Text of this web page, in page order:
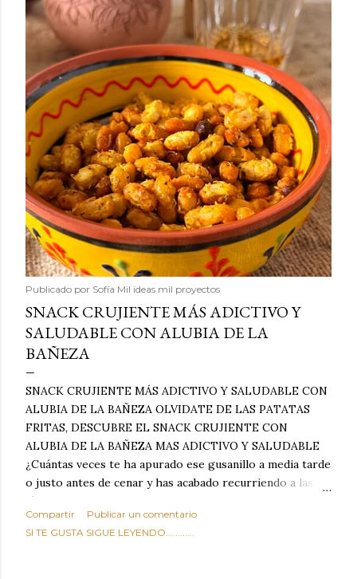
Publicado por Sofía Mil ideas mil proyectos
SNACK CRUJIENTE MÁS ADICTIVO Y
SALUDABLE CON ALUBIA DE LA
BAÑEZA
SNACK CRUJIENTE MÁS ADICTIVO Y SALUDABLE CON
ALUBIA DE LA BAÑEZA OLVIDATE DE LAS PATATAS
FRITAS, DESCUBRE EL SNACK CRUJIENTE CON
ALUBIA DE LA BAÑEZA MAS ADICTIVO Y SALUDABLE
¿Cuántas veces te ha apurado ese gusanillo a media tarde
o justo antes de cenar y has acabado recurriendo a las
típicas patatas de bolsa, frutos secos fritos o snacks
ultraprocesados llenos de grasas saturadas y sodio?
Todos hemos estado ahí. Sin embargo, cuidarse no tiene
Compartir
Publicar un comentario
SI TE GUSTA SIGUE LEYENDO............